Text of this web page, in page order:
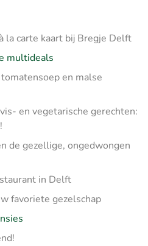
la carte kaart bij Bregje Delft
multideals
en malse
en vegetarische gerechten:
de gezellige, ongedwongen
in Delft
favoriete gezelschap